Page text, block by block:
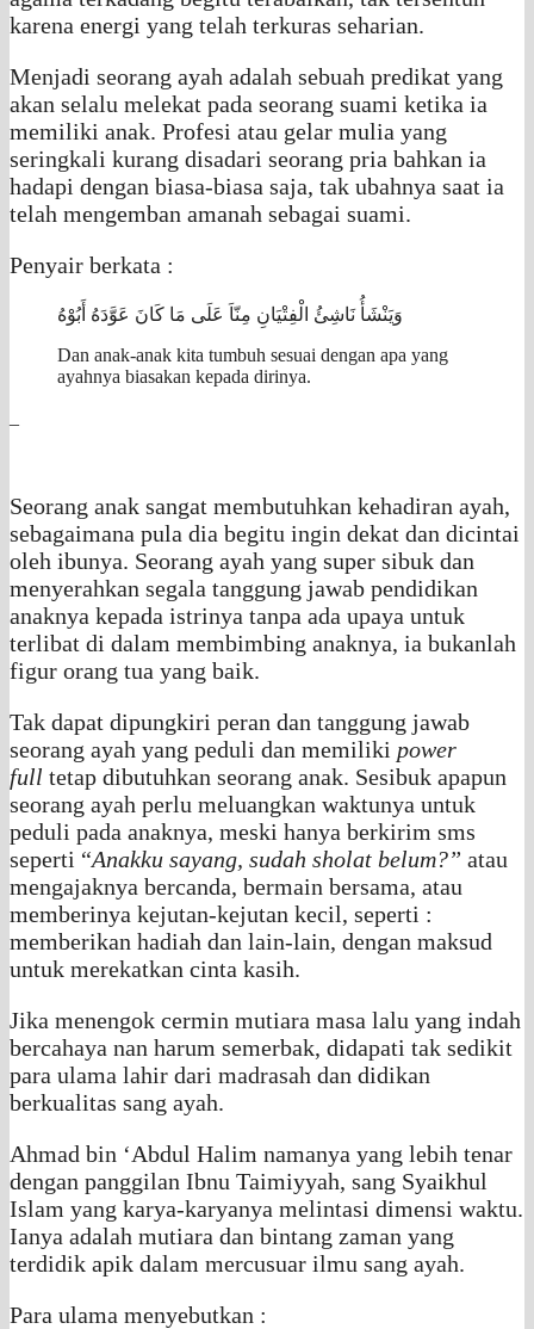
karena energi yang telah terkuras seharian.
Menjadi seorang ayah adalah sebuah predikat yang
akan selalu melekat pada seorang suami ketika ia
memiliki anak. Profesi atau gelar mulia yang
seringkali kurang disadari seorang pria bahkan ia
hadapi dengan biasa-biasa saja, tak ubahnya saat ia
telah mengemban amanah sebagai suami.
Penyair berkata :
وَيَنْشَأُ نَاشِئُ الْفِتْيَانِ مِنّاَ عَلَى مَا كَانَ عَوَّدَهُ أَبُوْهُ
Dan anak-anak kita tumbuh sesuai dengan apa yang
ayahnya biasakan kepada dirinya.
Seorang anak sangat membutuhkan kehadiran ayah,
sebagaimana pula dia begitu ingin dekat dan dicintai
oleh ibunya. Seorang ayah yang super sibuk dan
menyerahkan segala tanggung jawab pendidikan
anaknya kepada istrinya tanpa ada upaya untuk
terlibat di dalam membimbing anaknya, ia bukanlah
figur orang tua yang baik.
Tak dapat dipungkiri peran dan tanggung jawab
seorang ayah yang peduli dan memiliki power
full tetap dibutuhkan seorang anak. Sesibuk apapun
seorang ayah perlu meluangkan waktunya untuk
peduli pada anaknya, meski hanya berkirim sms
seperti “Anakku sayang, sudah sholat belum?” atau
mengajaknya bercanda, bermain bersama, atau
memberinya kejutan-kejutan kecil, seperti :
memberikan hadiah dan lain-lain, dengan maksud
untuk merekatkan cinta kasih.
Jika menengok cermin mutiara masa lalu yang indah
bercahaya nan harum semerbak, didapati tak sedikit
para ulama lahir dari madrasah dan didikan
berkualitas sang ayah.
Ahmad bin ‘Abdul Halim namanya yang lebih tenar
dengan panggilan Ibnu Taimiyyah, sang Syaikhul
Islam yang karya-karyanya melintasi dimensi waktu.
Ianya adalah mutiara dan bintang zaman yang
terdidik apik dalam mercusuar ilmu sang ayah.
Para ulama menyebutkan :